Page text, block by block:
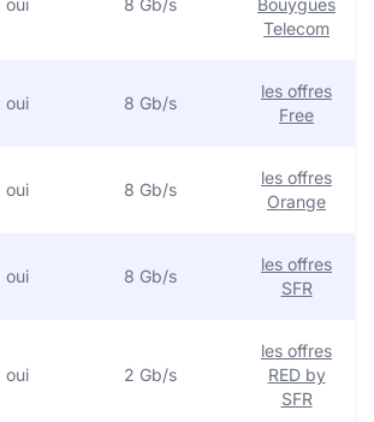
oui 8 Gb/s
Bouygues
Telecom
oui 8 Gb/s
les offres
Free
oui 8 Gb/s
les offres
Orange
oui 8 Gb/s
les offres
SFR
oui 2 Gb/s
les offres
RED by
SFR